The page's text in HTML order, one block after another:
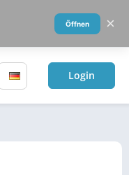
Login
Öffnen ×